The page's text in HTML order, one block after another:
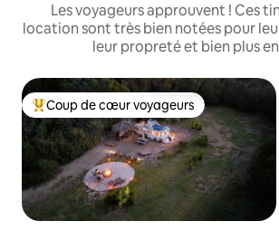
Les voyageurs approuvent ! Ces
location sont très bien notées pour
leur propreté et bien plus
Coups de cœur voyageurs les plus
Coup de cœur voyageurs